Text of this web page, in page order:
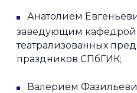
Анатолием
заведующим
театрализованных
праздников СПбГИК;
Валерием